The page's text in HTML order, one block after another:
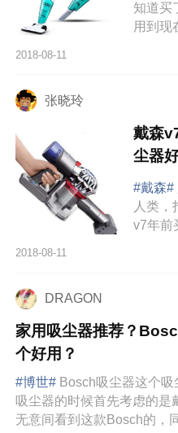
知道买
用到现
价中
2018-08-11
张晓玲
戴森
尘器
#戴森#
人类，
v7年前
小米
2018-08-11
DRAGON
家用吸尘器推荐？
个好用？
#博世# Bosch吸尘器这个
吸尘器的时候首先考虑的是
无意间看到这款Bosch的，